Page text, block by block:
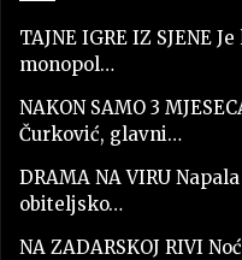
TAJNE IGRE IZ SJENE
monopol…
NAKON SAMO 3
Čurković, glavni…
DRAMA NA VIRU
obiteljsko…
NA ZADARSKOJ RIVI